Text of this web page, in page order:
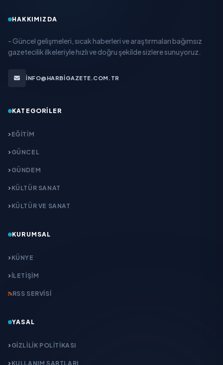
HAKKIMIZDA
- Güncel gelişmeleri, sıcak haberleri ve araştırmaları bağımsız
gazetecilik ilkeleriyle hızlı ve doğru şekilde sizlere sunuyoruz.
INFO@HARBIGAZETE.COM.TR
KATEGORILER
EĞITIM
GÜNCEL
GÜNDEM
KÜLTÜR SANAT
KÜLTÜR VE SANAT
KURUMSAL
KÜNYE
İLETIŞIM
RSS SERVISI
YASAL
GIZLILIK POLITIKASI
KULLANIM ŞARTLARI